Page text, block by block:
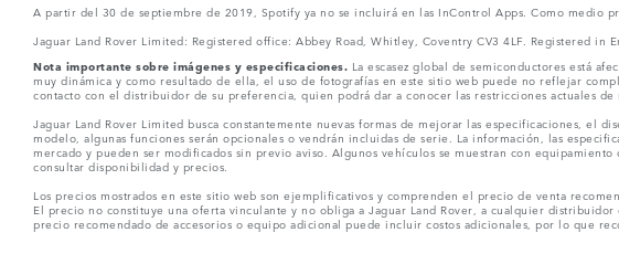
A partir del 30 de septiembre de 2019, Spotify ya no se incluirá en las InControl Apps. Como medio
Jaguar Land Rover Limited: Registered office: Abbey Road, Whitley, Coventry CV3 4LF. Registered in
Nota importante sobre imágenes y especificaciones. La escasez global de semiconductores está
muy dinámica y como resultado de ella, el uso de fotografías en este sitio web puede no reflejar
contacto con el distribuidor de su preferencia, quien podrá dar a conocer las restricciones actuales
Jaguar Land Rover Limited busca constantemente nuevas formas de mejorar las especificaciones, el
modelo, algunas funciones serán opcionales o vendrán incluidas de serie. La información, las
mercado y pueden ser modificados sin previo aviso. Algunos vehículos se muestran con
consultar disponibilidad y precios.
Los precios mostrados en este sitio web son ejemplificativos y comprenden el precio de venta
El precio no constituye una oferta vinculante y no obliga a Jaguar Land Rover, a cualquier
precio recomendado de accesorios o equipo adicional puede incluir costos adicionales, por lo que